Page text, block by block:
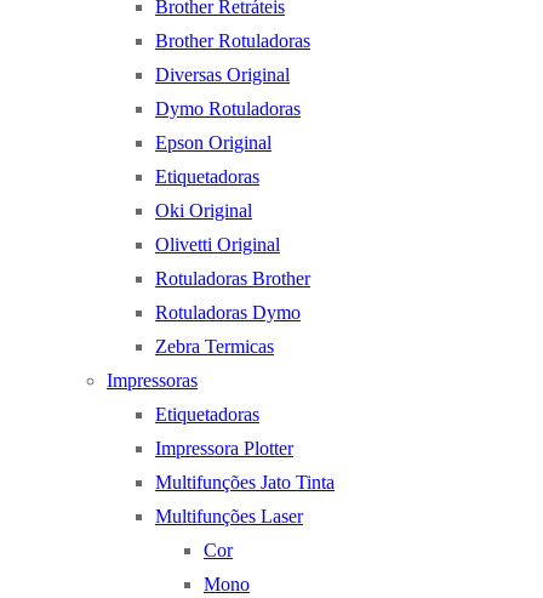
Brother Retráteis
Brother Rotuladoras
Diversas Original
Dymo Rotuladoras
Epson Original
Etiquetadoras
Oki Original
Olivetti Original
Rotuladoras Brother
Rotuladoras Dymo
Zebra Termicas
Impressoras
Etiquetadoras
Impressora Plotter
Multifunções Jato Tinta
Multifunções Laser
Cor
Mono